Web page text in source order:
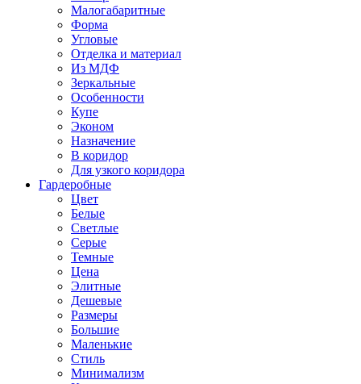
Малогабаритные
Форма
Угловые
Отделка и материал
Из МДФ
Зеркальные
Особенности
Купе
Эконом
Назначение
В коридор
Для узкого коридора
Гардеробные
Цвет
Белые
Светлые
Серые
Темные
Цена
Элитные
Дешевые
Размеры
Большие
Маленькие
Стиль
Минимализм